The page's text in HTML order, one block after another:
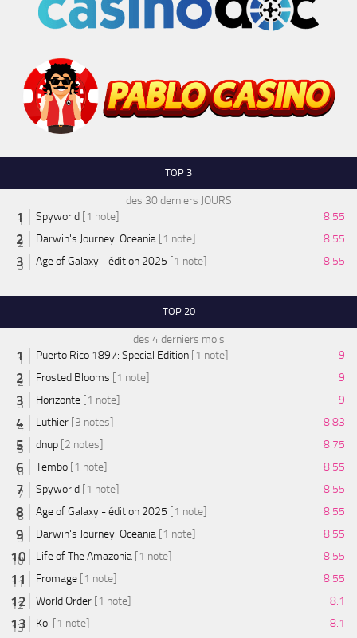
TOP 3
des 30 derniers JOURS
Spyworld [1 note]
8.55
Darwin's Journey: Oceania [1 note]
8.55
Age of Galaxy - édition 2025 [1 note] 8.55
TOP 20
des 4 derniers mois
Puerto Rico 1897: Special Edition [1 note]
9
Frosted Blooms [1 note]
9
Horizonte [1 note]
9
Luthier [3 notes]
8.83
dnup [2 notes]
8.75
Tembo [1 note]
8.55
Spyworld [1 note]
8.55
Age of Galaxy - édition 2025 [1 note]
8.55
Darwin's Journey: Oceania [1 note]
8.55
Life of The Amazonia [1 note]
8.55
Fromage [1 note]
8.55
World Order [1 note]
8.1
Koi [1 note]
8.1